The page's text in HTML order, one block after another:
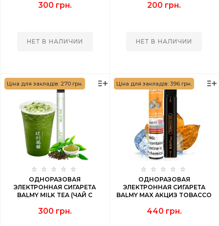
300 грн.
НЕТ В НАЛИЧИИ
200 грн.
НЕТ В НАЛИЧИИ
Ціна для закладів: 270 грн.
ОДНОРАЗОВАЯ
ЭЛЕКТРОННАЯ СИГАРЕТА
BALMY MILK TEA (ЧАЙ С
300 грн.
Ціна для закладів: 396 грн.
ОДНОРАЗОВАЯ
ЭЛЕКТРОННАЯ СИГАРЕТА
BALMY MAX АКЦИЗ TOBACCO
440 грн.